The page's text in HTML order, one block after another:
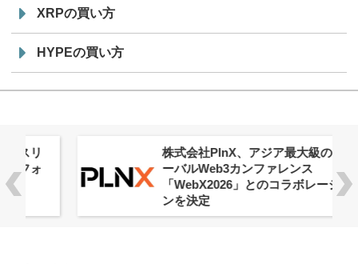
XRPの買い方
HYPEの買い方
株式会社PlnX、アジア最大級のグロ
ーバルWeb3カンファレンス
「WebX2026」とのコラボレーショ
ンを決定